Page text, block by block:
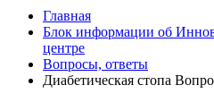
Главная
Блок информации об
центре
Вопросы, ответы
Диабетическая стопа